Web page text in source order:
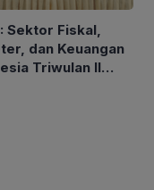
Sektor Fiskal,
dan Keuangan
Triwulan II